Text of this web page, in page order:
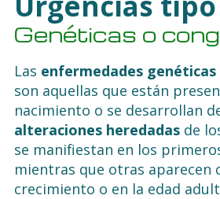
Genéticas o
Las enfermedades
son aquellas que están
nacimiento o se desarrollan
alteraciones heredadas de
se manifiestan en los
mientras que otras aparecen
crecimiento o en la edad